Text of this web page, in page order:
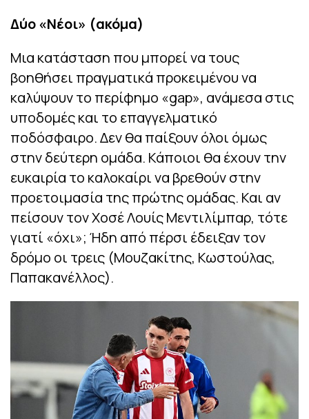
Δύο «Νέοι» (ακόμα)
Μια κατάσταση που μπορεί να τους
βοηθήσει πραγματικά προκειμένου να
καλύψουν το περίφημο «gap», ανάμεσα στις
υποδομές και το επαγγελματικό
ποδόσφαιρο. Δεν θα παίξουν όλοι όμως
στην δεύτερη ομάδα. Κάποιοι θα έχουν την
ευκαιρία το καλοκαίρι να βρεθούν στην
προετοιμασία της πρώτης ομάδας. Και αν
πείσουν τον Χοσέ Λουίς Μεντιλίμπαρ, τότε
γιατί «όχι»; Ήδη από πέρσι έδειξαν τον
δρόμο οι τρεις (Μουζακίτης, Κωστούλας,
Παπακανέλλος).